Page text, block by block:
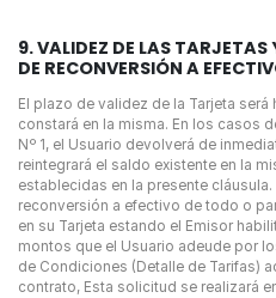
9. VALIDEZ DE LAS TARJETAS
DE RECONVERSIÓN A
El plazo de validez de la Tarjeta
constará en la misma. En los casos
Nº 1, el Usuario devolverá de
reintegrará el saldo existente en la
establecidas en la presente
reconversión a efectivo de todo o
en su Tarjeta estando el Emisor
montos que el Usuario adeude por
de Condiciones (Detalle de Tarifas)
contrato, Esta solicitud se realizará